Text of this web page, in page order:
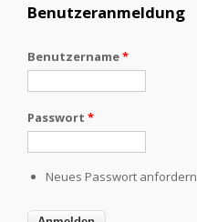
Benutzeranmeldung
Benutzername*
Passwort *
Neues Passwort anfordern